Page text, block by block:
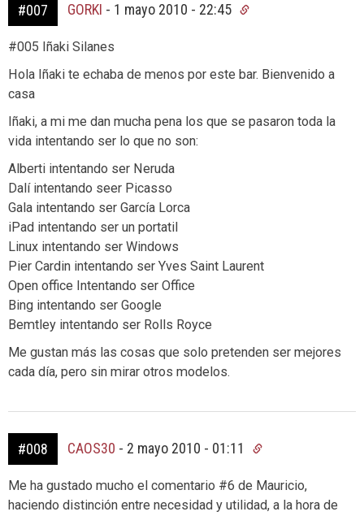
#007 GORKI - 1 mayo 2010 - 22:45
#005 Iñaki Silanes
Hola Iñaki te echaba de menos por este bar. Bienvenido a
casa
Iñaki, a mi me dan mucha pena los que se pasaron toda la
vida intentando ser lo que no son:
Alberti intentando ser Neruda
Dalí intentando seer Picasso
Gala intentando ser García Lorca
iPad intentando ser un portatil
Linux intentando ser Windows
Pier Cardin intentando ser Yves Saint Laurent
Open office Intentando ser Office
Bing intentando ser Google
Bemtley intentando ser Rolls Royce
Me gustan más las cosas que solo pretenden ser mejores
cada día, pero sin mirar otros modelos.
#008 CAOS30 - 2 mayo 2010 - 01:11
Me ha gustado mucho el comentario #6 de Mauricio,
haciendo distinción entre necesidad y utilidad, a la hora de